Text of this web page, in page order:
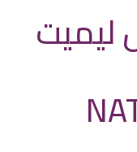
ليميت